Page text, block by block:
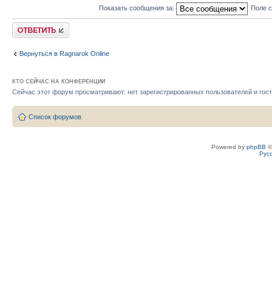
Показать сообщения за: Поле
Ответить
Вернуться в Ragnarok Online
КТО СЕЙЧАС НА КОНФЕРЕНЦИИ
Сейчас этот форум просматривают: нет зарегистрированных пользователей и
Список форумов
Powered by phpBB